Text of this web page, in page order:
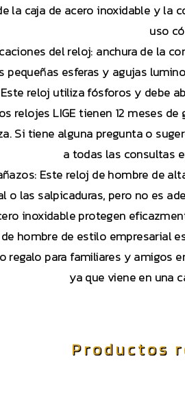
la caja de acero inoxidable y
uso
del reloj: anchura de la
pequeñas esferas y agujas
reloj utiliza fósforos y debe
relojes LIGE tienen 12 meses
Si tiene alguna pregunta o
a todas las consultas
Este reloj de hombre de
o las salpicaduras, pero no es
inoxidable protegen
hombre de estilo empresarial
para familiares y amigos
ya que viene en una
Productos